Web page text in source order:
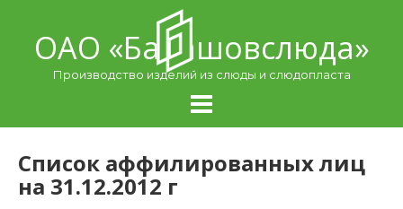
contentОАО «Балашовcлюда»
Производство изделий из слюды и слюдопласта
Список аффилированных лиц
на 31.12.2012 г